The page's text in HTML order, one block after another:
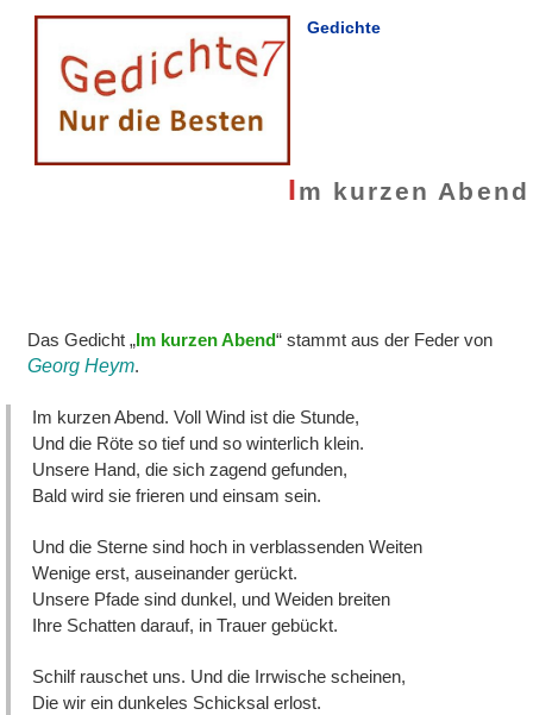
Gedichte
Im kurzen Abend
Das Gedicht „Im kurzen Abend“ stammt aus der Feder von
Georg Heym.
Im kurzen Abend. Voll Wind ist die Stunde,
Und die Röte so tief und so winterlich klein.
Unsere Hand, die sich zagend gefunden,
Bald wird sie frieren und einsam sein.
Und die Sterne sind hoch in verblassenden Weiten
Wenige erst, auseinander gerückt.
Unsere Pfade sind dunkel, und Weiden breiten
Ihre Schatten darauf, in Trauer gebückt.
Schilf rauschet uns. Und die Irrwische scheinen,
Die wir ein dunkeles Schicksal erlost.